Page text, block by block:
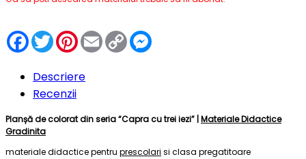
Facebook
TwitterPinterest
EmailCopy
Link
Descriere
Recenzii
Planșă de colorat din seria “Capra cu trei iezi” | Materiale Didactice
Gradinita
materiale didactice pentru prescolari si clasa pregatitoare